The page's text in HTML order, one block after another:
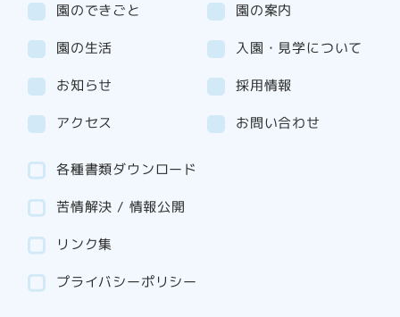
園のできごと 園の案内
園の生活 入園・見学について
お知らせ
採用情報
アクセス
お問い合わせ
各種書類ダウンロード
苦情解決 / 情報公開
リンク集
プライバシーポリシー